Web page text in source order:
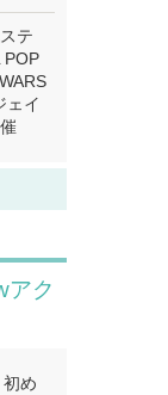
テ
POP
ェイ
アク
め